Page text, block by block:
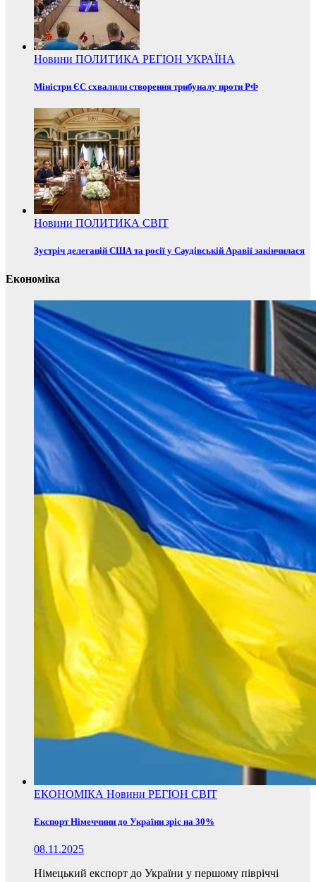
Новини ПОЛИТИКА РЕГІОН УКРАЇНА
Міністри ЄС схвалили створення трибуналу проти РФ
Новини ПОЛИТИКА СВІТ
Зустріч делегацій США та росії у Саудівській Аравії закінчилася
Економіка
ЕКОНОМІКА Новини РЕГІОН СВІТ
Експорт Німеччини до України зріс на 30%
08.11.2025
Німецький експорт до України у першому півріччі